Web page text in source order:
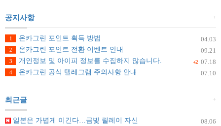
+
공지사항
04.03
1
온카그린 포인트 획득 방법
09.21
2 온카그린 포인트 전환 이벤트 안내
+2 07.18
3
개인정보 및 아이피 정보를 수집하지 않습니다.
07.10
4 온카그린 공식 텔레그램 주의사항 안내
+
최근글
08.06
일본은 가볍게 이긴다…금빛 릴레이 자신